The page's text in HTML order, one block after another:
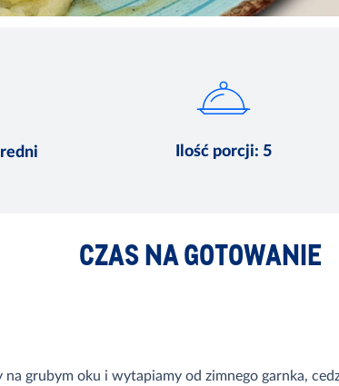
Ilość porcji: 5
CZAS NA GOTOWANIE
na grubym oku i wytapiamy od zimnego garnka,